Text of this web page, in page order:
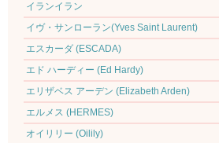
イランイラン
イヴ・サンローラン(Yves Saint Laurent)
エスカーダ (ESCADA)
エド ハーディー (Ed Hardy)
エリザベス アーデン (Elizabeth Arden)
エルメス (HERMES)
オイリリー (Oilily)